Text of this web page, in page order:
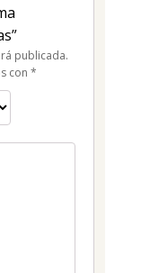
publicada.
con *